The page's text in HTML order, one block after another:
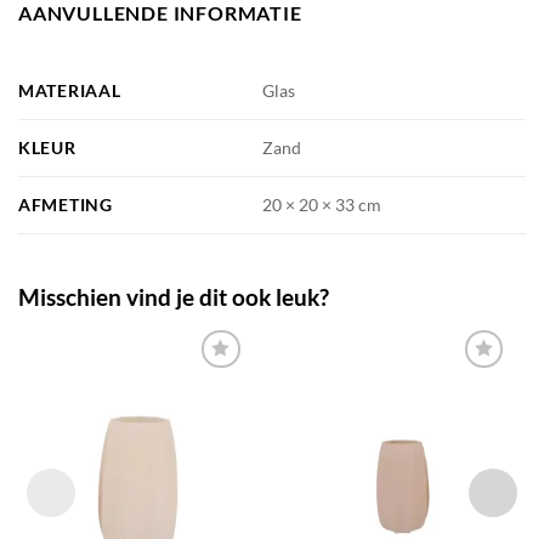
AANVULLENDE INFORMATIE
MATERIAAL Glas
KLEUR Zand
AFMETING 20 × 20 × 33 cm
Misschien vind je dit ook leuk?
TOEVOEGEN
AAN JOUW
AAN JOUW
FAVORIETEN